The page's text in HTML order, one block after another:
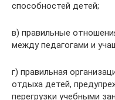
способностей детей;
в) правильные
между педагогами и
г) правильная
отдыха детей,
перегрузки учебными